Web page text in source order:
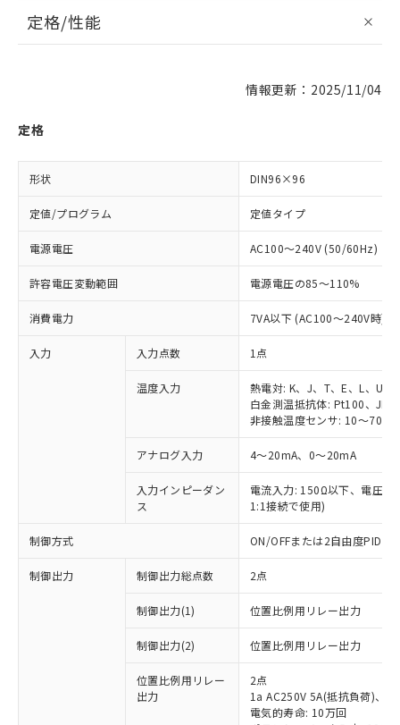
定格/性能
情報更新：2025/11/04
定格
形状 DIN96×96
定値/プログラム 定値タイプ
電源電圧 AC100～240V (50/60Hz)
許容電圧変動範囲 電源電圧の85～110%
消費電力 7VA以下 (AC100～240V時)
入力 入力点数 1点
温度入力
熱電対: K、J、T、E、L、U
白金測温抵抗体: Pt100、
非接触温度センサ: 10～
アナログ入力 4～20mA、0～20mA
入力インピーダン
ス
電流入力: 150Ω以下、電圧入
1:1接続で使用)
制御方式 ON/OFFまたは2自由度PID（
制御出力 制御出力総点数 2点
制御出力(1) 位置比例用リレー出力
制御出力(2) 位置比例用リレー出力
位置比例用リレー
出力
2点
1a AC250V 5A(抵抗負荷)、
電気的寿命: 10万回